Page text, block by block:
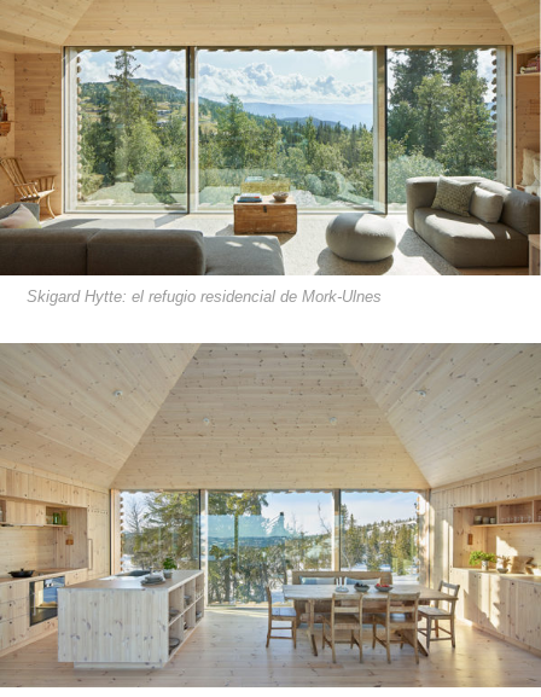
Skigard Hytte: el refugio residencial de Mork-Ulnes